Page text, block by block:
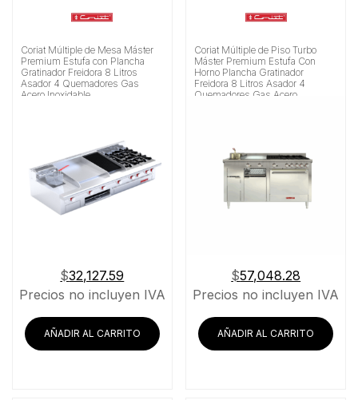
Coriat Múltiple de Mesa Máster
Premium Estufa con Plancha
Gratinador Freidora 8 Litros
Asador 4 Quemadores Gas
Acero Inoxidable
$32,127.59
Precios no incluyen IVA
AÑADIR AL CARRITO
Coriat Múltiple de Piso Turbo
Máster Premium Estufa Con
Horno Plancha Gratinador
Freidora 8 Litros Asador 4
Quemadores Gas Acero
$57,048.28
Precios no incluyen IVA
AÑADIR AL CARRITO